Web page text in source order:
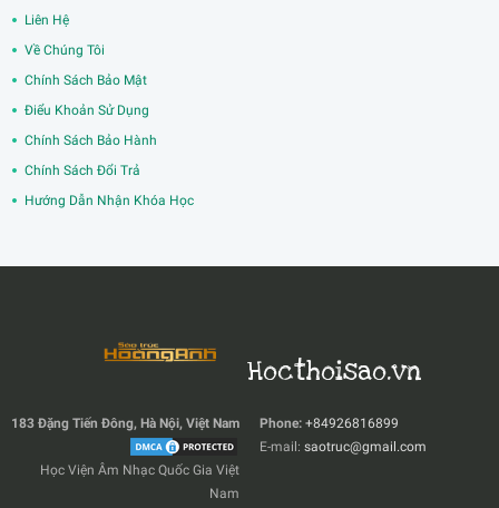
Liên Hệ
Về Chúng Tôi
Chính Sách Bảo Mật
Điểu Khoản Sử Dụng
Chính Sách Bảo Hành
Chính Sách Đổi Trả
Hướng Dẫn Nhận Khóa Học
Hocthoisao.vn
Phone: +84926816899
E-mail: saotruc@gmail.com
183 Đặng Tiến Đông, Hà Nội, Việt Nam
Học Viện Âm Nhạc Quốc Gia Việt
Nam